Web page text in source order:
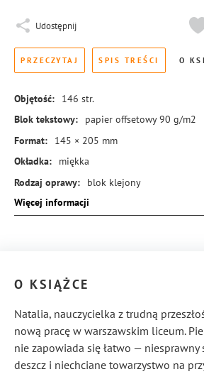
Udostępnij
PRZECZYTAJ SPIS TREŚCI O
Objętość: 146 str.
Blok tekstowy:
papier offsetowy 90 g/m2
Format:
145 × 205 mm
Okładka:
miękka
Rodzaj oprawy:
blok klejony
ISBN:
978-83-8384-198-4
Więcej informacji
O KSIĄŻCE
Natalia, nauczycielka z trudną
nową pracę w warszawskim liceum.
nie zapowiada się łatwo — niesprawny
deszcz i niechciane towarzystwo na